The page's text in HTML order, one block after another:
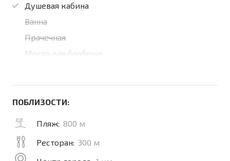
Душевая кабина
Ванна
Прачечная
Место для барбекю
ПОБЛИЗОСТИ:
Пляж: 800 м
Ресторан: 300 м